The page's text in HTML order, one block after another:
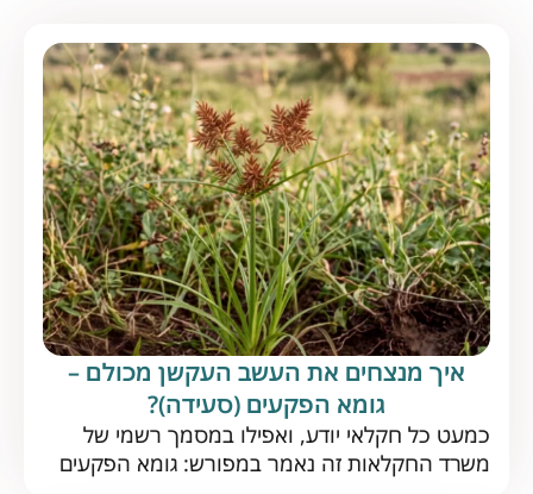
איך מנצחים את העשב העקשן מכולם –
גומא הפקעים (סעידה)?
כמעט כל חקלאי יודע, ואפילו במסמך רשמי של
משרד החקלאות זה נאמר במפורש: גומא הפקעים